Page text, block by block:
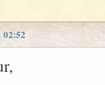
02:52